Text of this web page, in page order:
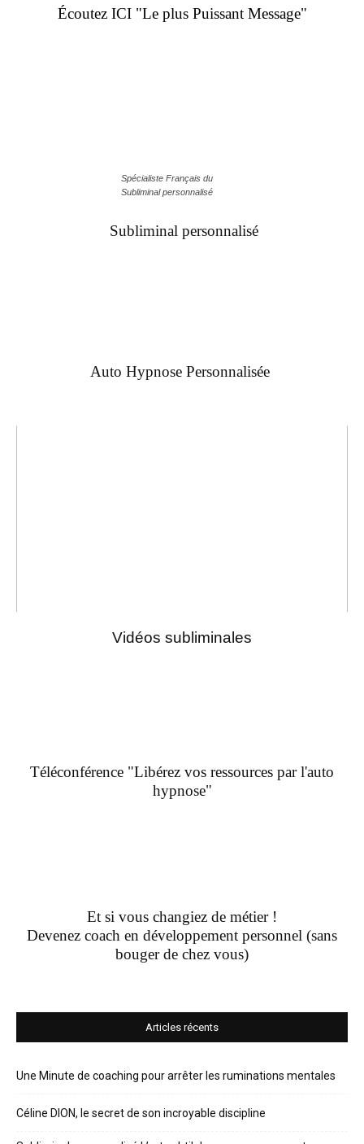
Écoutez ICI "Le plus Puissant Message"
Spécialiste Français du
Subliminal personnalisé
Subliminal personnalisé
Auto Hypnose Personnalisée
Vidéos subliminales
Téléconférence "Libérez vos ressources par l'auto
hypnose"
Et si vous changiez de métier !
Devenez coach en développement personnel (sans
bouger de chez vous)
Articles récents
Une Minute de coaching pour arrêter les ruminations mentales
Céline DION, le secret de son incroyable discipline